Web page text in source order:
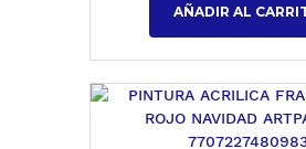
AÑADIR AL